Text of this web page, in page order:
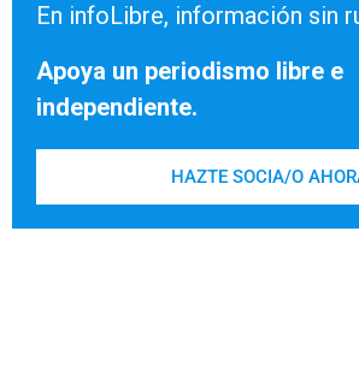
En infoLibre, información sin
Apoya un periodismo libre e
independiente.
HAZTE SOCIA/O